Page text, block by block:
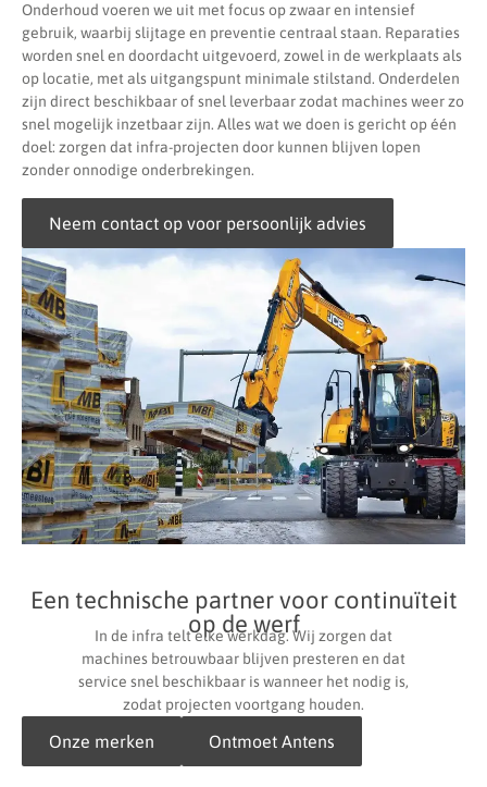
Onderhoud voeren we uit met focus op zwaar en intensief
gebruik, waarbij slijtage en preventie centraal staan. Reparaties
worden snel en doordacht uitgevoerd, zowel in de werkplaats als
op locatie, met als uitgangspunt minimale stilstand. Onderdelen
zijn direct beschikbaar of snel leverbaar zodat machines weer zo
snel mogelijk inzetbaar zijn. Alles wat we doen is gericht op één
doel: zorgen dat infra-projecten door kunnen blijven lopen
zonder onnodige onderbrekingen.
Neem contact op voor persoonlijk advies
Een technische partner voor continuïteit
op de werf
In de infra telt elke werkdag. Wij zorgen dat
machines betrouwbaar blijven presteren en dat
service snel beschikbaar is wanneer het nodig is,
zodat projecten voortgang houden.
Onze merken Ontmoet Antens